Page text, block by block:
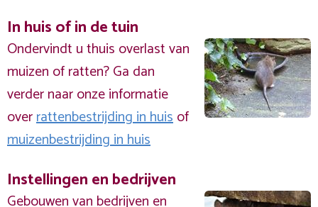
In huis of in de tuin
Ondervindt u thuis overlast van
muizen of ratten? Ga dan
verder naar onze informatie
overrattenbestrijding in huisof
muizenbestrijding in huis
Instellingen en bedrijven
Gebouwen van bedrijven en